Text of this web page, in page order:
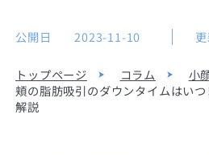
公開日 2023-11-10
トップページ コラム
小
頬の脂肪吸引のダウンタイムはい
解説